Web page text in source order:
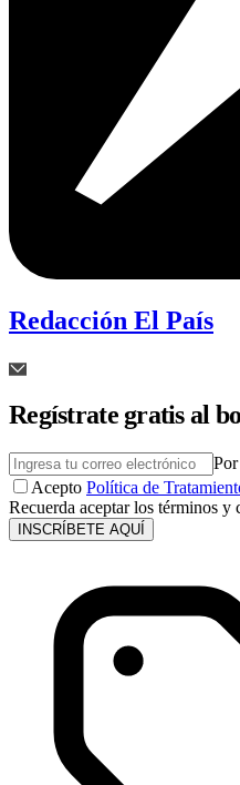
Redacción El País
Regístrate gratis al
Acepto Política de
Recuerda aceptar los términos y
INSCRÍBETE AQUÍ